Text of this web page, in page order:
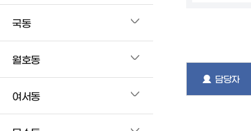
국동
월호동
여서동
담당자